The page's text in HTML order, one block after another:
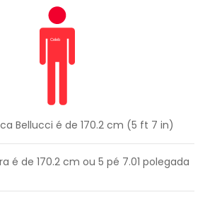
Bellucci é de 170.2 cm (5 ft 7 in)
é de 170.2cm ou 5 pé 7.01 polegada